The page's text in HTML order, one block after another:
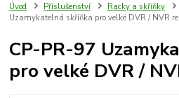
Úvod Příslušenství Racky a skříňky
Uzamykatelná skříňka pro velké DVR / NVR
CP-PR-97
pro velké DVR /